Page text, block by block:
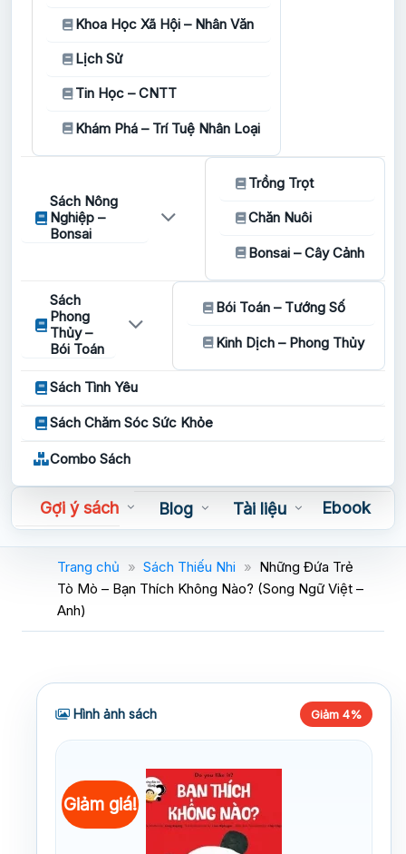
Khoa Học Xã Hội – Nhân Văn
Lịch Sử
Tin Học – CNTT
Khám Phá – Trí Tuệ Nhân Loại
Sách Nông
Nghiệp –
Bonsai
Trồng Trọt
Chăn Nuôi
Bonsai – Cây Cảnh
Sách
Phong
Thủy –
Bói Toán
Bói Toán – Tướng Số
Kinh Dịch – Phong Thủy
Sách Tình Yêu
Sách Chăm Sóc Sức Khỏe
Combo Sách
Gợi ý sách Blog Tài liệu
Ebook
Sách nói
Trang chủ » Sách Thiếu Nhi » Những Đứa Trẻ
Tò Mò – Bạn Thích Không Nào? (Song Ngữ Việt –
Anh)
Hình ảnh sách Giảm 4%
Giảm giá!